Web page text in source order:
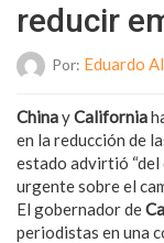
reducir
Por: Eduardo
ChinayCalifornia
en la reducción de
estado advirtió “del
urgente sobre el
El gobernador de
periodistas en una